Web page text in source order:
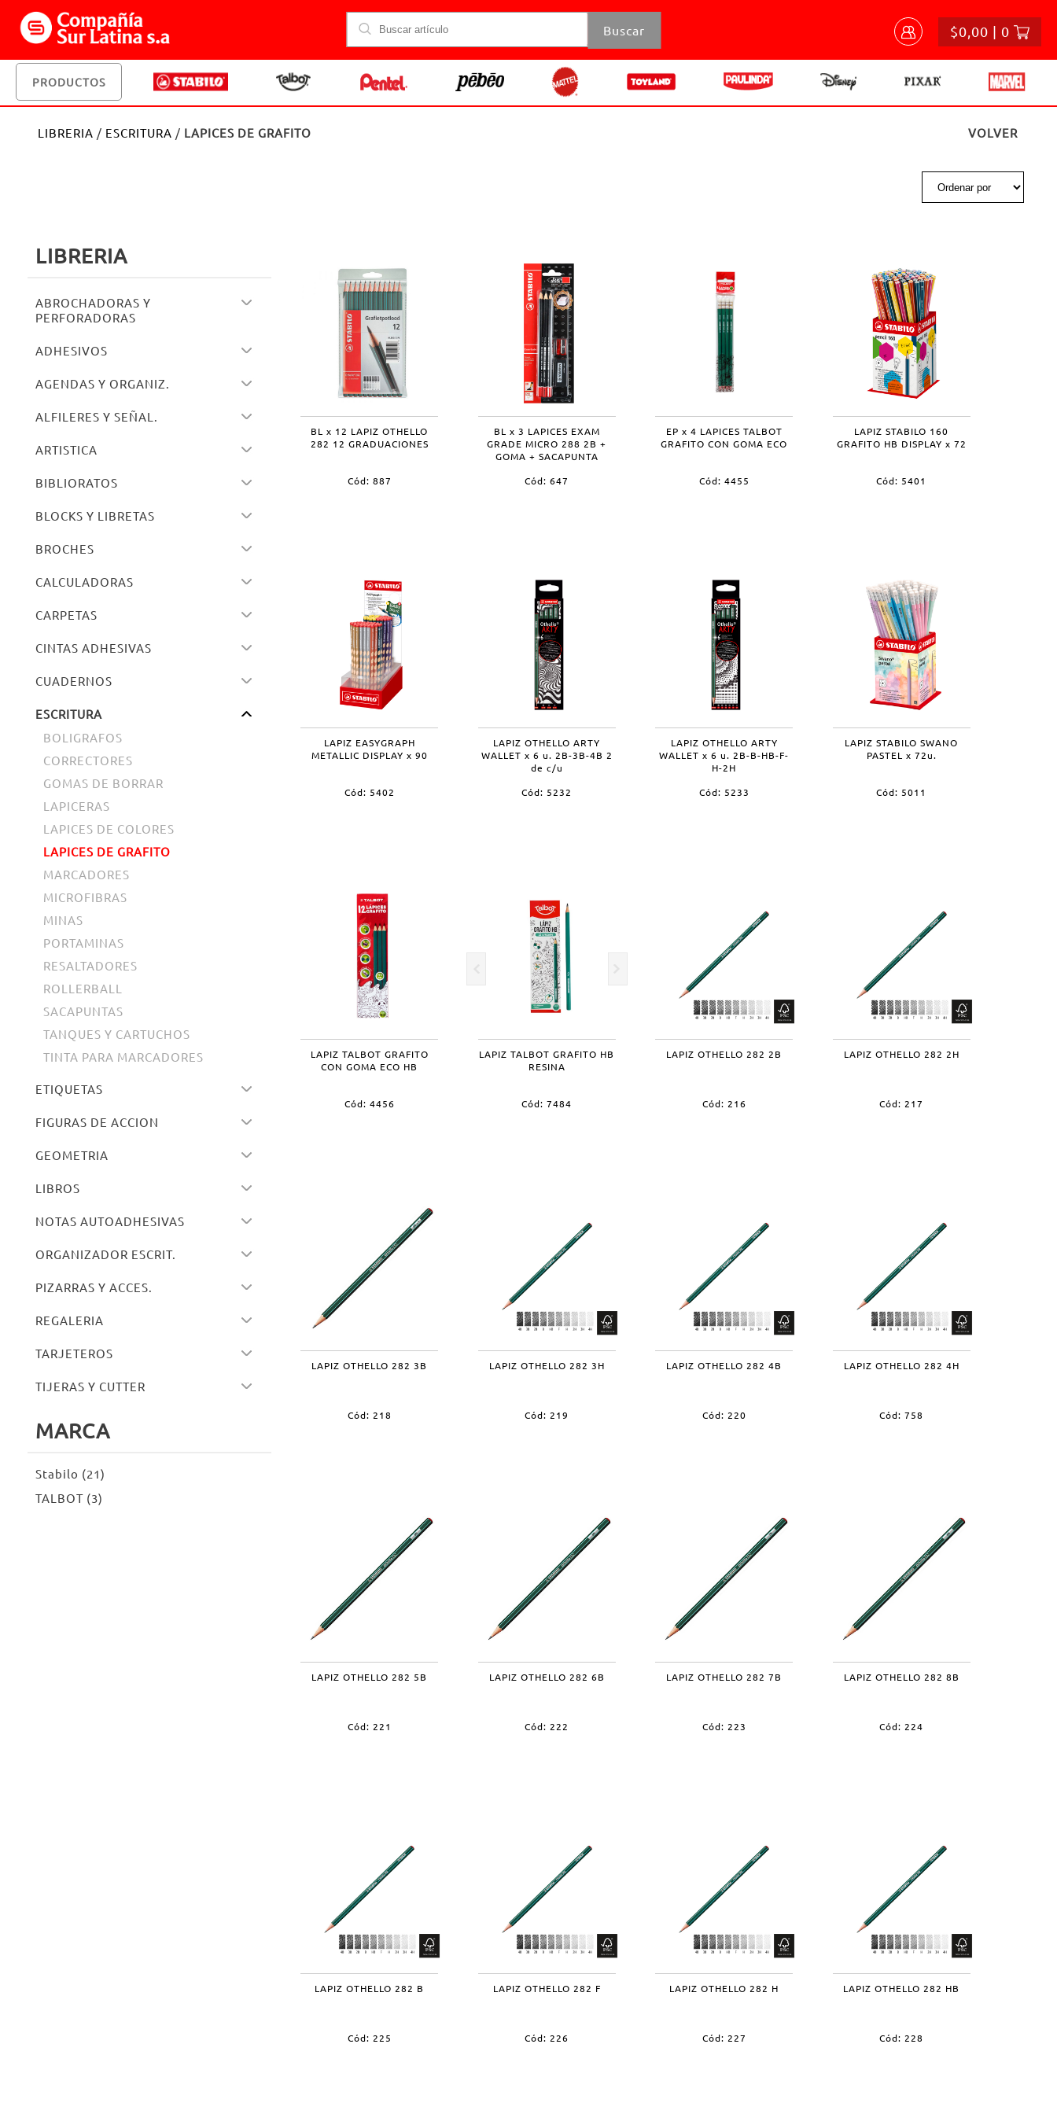
$0,00 | 0
PRODUCTOS
Buscar
LIBRERIA / ESCRITURA / LAPICES DE GRAFITO VOLVER
LIBRERIA
ABROCHADORAS Y
PERFORADORAS
ADHESIVOS
AGENDAS Y ORGANIZ.
ALFILERES Y SEÑAL.
ARTISTICA
BIBLIORATOS
BLOCKS Y LIBRETAS
BROCHES
CALCULADORAS
CARPETAS
CINTAS ADHESIVAS
CUADERNOS
ESCRITURA
BOLIGRAFOS
CORRECTORES
GOMAS DE BORRAR
LAPICERAS
LAPICES DE COLORES
LAPICES DE GRAFITO
MARCADORES
MICROFIBRAS
MINAS
PORTAMINAS
RESALTADORES
ROLLERBALL
SACAPUNTAS
TANQUES Y CARTUCHOS
TINTA PARA MARCADORES
ETIQUETAS
FIGURAS DE ACCION
GEOMETRIA
LIBROS
NOTAS AUTOADHESIVAS
ORGANIZADOR ESCRIT.
PIZARRAS Y ACCES.
REGALERIA
TARJETEROS
TIJERAS Y CUTTER
MARCA
Stabilo (21)
TALBOT (3)
BL x 12 LAPIZ OTHELLO
282 12 GRADUACIONES
Cód: 887
BL x 3 LAPICES EXAM
GRADE MICRO 288 2B +
GOMA + SACAPUNTA
Cód: 647
EP x 4 LAPICES TALBOT
GRAFITO CON GOMA ECO
Cód: 4455
LAPIZ STABILO 160
GRAFITO HB DISPLAY x 72
Cód: 5401
LAPIZ EASYGRAPH
METALLIC DISPLAY x 90
Cód: 5402
LAPIZ OTHELLO ARTY
WALLET x 6 u. 2B-3B-4B 2
de c/u
Cód: 5232
LAPIZ OTHELLO ARTY
WALLET x 6 u. 2B-B-HB-F-
H-2H
Cód: 5233
LAPIZ STABILO SWANO
PASTEL x 72u.
Cód: 5011
LAPIZ TALBOT GRAFITO
CON GOMA ECO HB
Cód: 4456
LAPIZ TALBOT GRAFITO HB
RESINA
Cód: 7484
LAPIZ OTHELLO 282 2B
Cód: 216
LAPIZ OTHELLO 282 2H
Cód: 217
LAPIZ OTHELLO 282 3B
Cód: 218
LAPIZ OTHELLO 282 3H
Cód: 219
LAPIZ OTHELLO 282 4B
Cód: 220
LAPIZ OTHELLO 282 4H
Cód: 758
LAPIZ OTHELLO 282 5B
Cód: 221
LAPIZ OTHELLO 282 6B
Cód: 222
LAPIZ OTHELLO 282 7B
Cód: 223
LAPIZ OTHELLO 282 8B
Cód: 224
LAPIZ OTHELLO 282 B
Cód: 225
LAPIZ OTHELLO 282 F
Cód: 226
LAPIZ OTHELLO 282 H
Cód: 227
LAPIZ OTHELLO 282 HB
Cód: 228